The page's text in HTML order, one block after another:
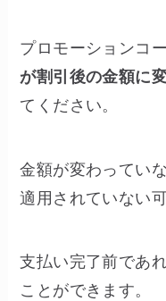
プロモーションコ
が割引後の金額に
てください。
金額が変わってい
適用されていない
支払い完了前であ
ことができます。